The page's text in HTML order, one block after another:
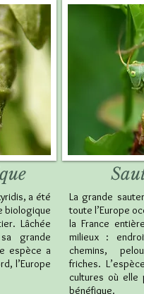
a été
biologique
Lâchée
grande
espèce a
l’Europe
La grande
toute l’Europe
la France
milieux :
chemins,
friches.
cultures où elle
bénéfique.